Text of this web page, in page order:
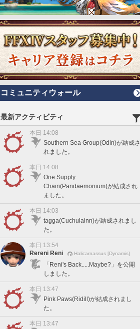
コミュニティウォール
最新アクティビティ
本日 14:08
Southern Sea Group(Odin)が結成さ
れました。
本日 14:08
One Supply
Chain(Pandaemonium)が結成され
ました。
本日 14:03
tagga(Cuchulainn)が結成されまし
た。
本日 13:54
Rereni Reni
Halicarnassus [Dynamis]
「Reni's Back.....Maybe?」を公開
しました。
本日 13:47
Pink Paws(Ridill)が結成されまし
た。
本日 13:47